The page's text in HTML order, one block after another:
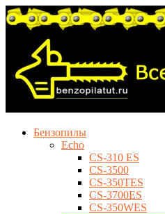
Бензопилы
Echo
CS-310 ES
CS-3500
CS-350TES
CS-3700ES
CS-350WES